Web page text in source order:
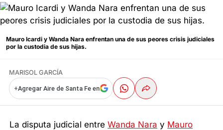
Mauro Icardi y Wanda Nara enfrentan una de sus peores crisis judiciales
por la custodia de sus hijas.
MARISOL GARCÍA
+Agregar Aire de Santa Fe en
La disputa judicial entreWanda Nara y Mauro